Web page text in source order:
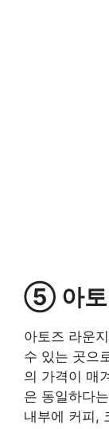
⑤ 아토
아토즈 라운
수 있는 곳으
의 가격이 매
은 동일하다
내부에 커피,